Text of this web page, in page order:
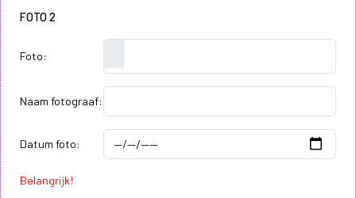
FOTO 2
Foto:
Naam fotograaf:
Datum foto:
Belangrijk!